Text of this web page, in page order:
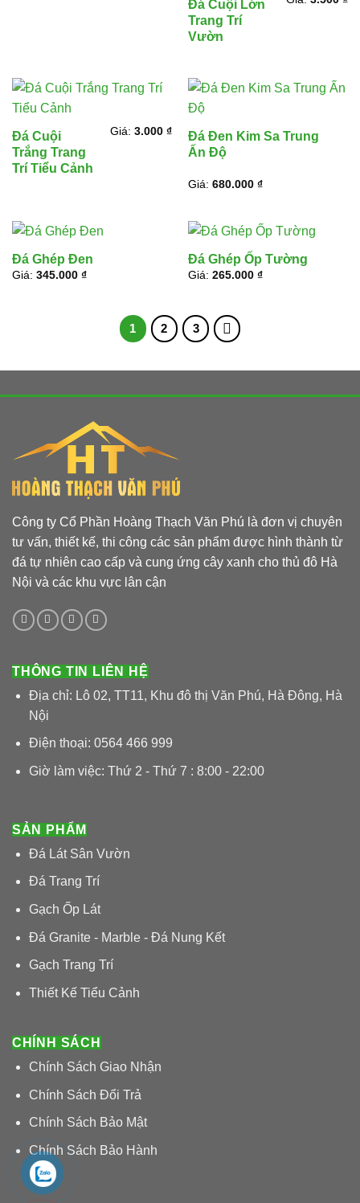
Đá Cuội Lớn
Trang Trí
Vườn
Đá Cuội
Trắng Trang
Trí Tiểu Cảnh
Giá:3.000₫
Đá Đen Kim Sa Trung
Ấn Độ
Giá: 680.000 ₫
Đá Ghép Đen
Giá: 345.000 ₫
Đá Ghép Ốp Tường
Giá: 265.000 ₫
1 2 3
Công ty Cổ Phần Hoàng Thạch Văn Phú là đơn vị chuyên
tư vấn, thiết kế, thi công các sản phẩm được hình thành từ
đá tự nhiên cao cấp và cung ứng cây xanh cho thủ đô Hà
Nội và các khu vực lân cận
SẢN PHẨM
Đá Lát Sân Vườn
Đá Trang Trí
Gạch Ốp Lát
Đá Granite - Marble - Đá Nung Kết
Gạch Trang Trí
Thiết Kế Tiểu Cảnh
CHÍNH SÁCH
Chính Sách Giao Nhận
Chính Sách Đổi Trả
Chính Sách Bảo Mật
Chính Sách Bảo Hành
THÔNG TIN LIÊN HỆ
Địa chỉ: Lô 02, TT11, Khu đô thị Văn Phú, Hà Đông, Hà
Nội
Điện thoại: 0564 466 999
Giờ làm việc: Thứ 2 - Thứ 7 : 8:00 - 22:00